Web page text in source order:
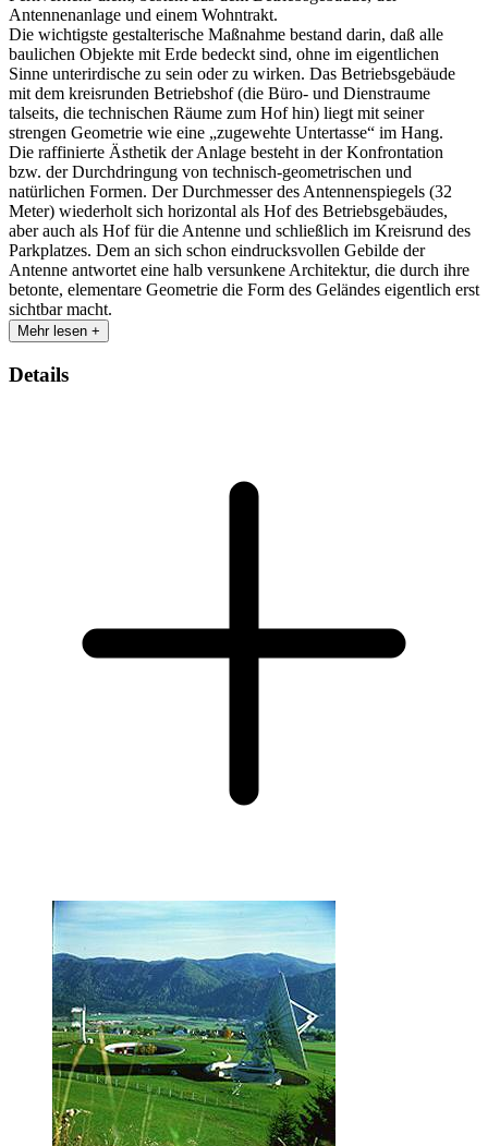
Antennenanlage und einem Wohntrakt.
Die wichtigste gestalterische Maßnahme bestand darin, daß alle
baulichen Objekte mit Erde bedeckt sind, ohne im eigentlichen
Sinne unterirdische zu sein oder zu wirken. Das Betriebsgebäude
mit dem kreisrunden Betriebshof (die Büro- und Dienstraume
talseits, die technischen Räume zum Hof hin) liegt mit seiner
strengen Geometrie wie eine „zugewehte Untertasse“ im Hang.
Die raffinierte Ästhetik der Anlage besteht in der Konfrontation
bzw. der Durchdringung von technisch-geometrischen und
natürlichen Formen. Der Durchmesser des Antennenspiegels (32
Meter) wiederholt sich horizontal als Hof des Betriebsgebäudes,
aber auch als Hof für die Antenne und schließlich im Kreisrund des
Parkplatzes. Dem an sich schon eindrucksvollen Gebilde der
Antenne antwortet eine halb versunkene Architektur, die durch ihre
betonte, elementare Geometrie die Form des Geländes eigentlich erst
sichtbar macht.
Mehr lesen +
Details